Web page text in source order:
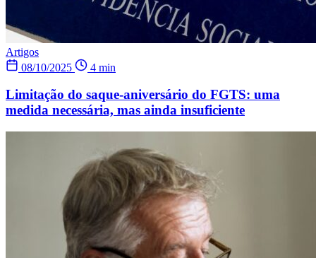
Artigos
08/10/2025
4 min
Limitação do saque-aniversário do FGTS: uma
medida necessária, mas ainda insuficiente